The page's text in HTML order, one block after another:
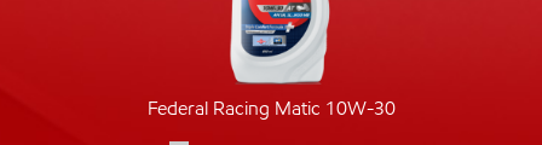
Federal Racing Matic 10W-30